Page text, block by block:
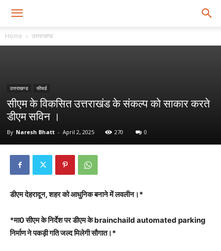
Home उत्तराखण्ड
उत्तराखण्ड फीचर्ड
सीएम के विकसित उत्तराखंड के संकल्प को साकार करते
डीएम सविन ।
By Naresh Bhatt - April 2, 2025 270 0
डीएम देहरादून, शहर को आधुनिक बनाने में लवलीन।*
*मा0 सीएम के निर्देश पर डीएम के brainchaild automated parking
निर्माण ने पकड़ी गति जल्द मिलेगी सौगात।*